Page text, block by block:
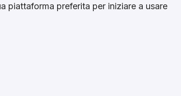
piattaforma preferita per iniziare a usare